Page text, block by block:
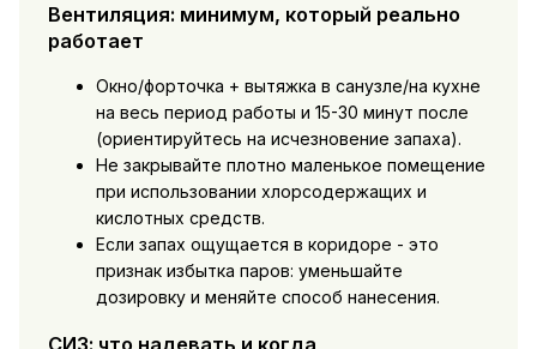
Вентиляция: минимум, который реально
работает
Окно/форточка + вытяжка в санузле/на кухне
на весь период работы и 15-30 минут после
(ориентируйтесь на исчезновение запаха).
Не закрывайте плотно маленькое помещение
при использовании хлорсодержащих и
кислотных средств.
Если запах ощущается в коридоре - это
признак избытка паров: уменьшайте
дозировку и меняйте способ нанесения.
СИЗ: что надевать и когда